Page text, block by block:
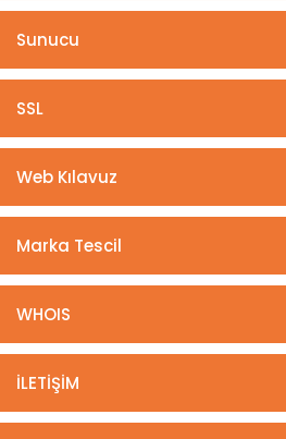
Sunucu
SSL
Web Kılavuz
Marka Tescil
WHOIS
İLETİŞİM